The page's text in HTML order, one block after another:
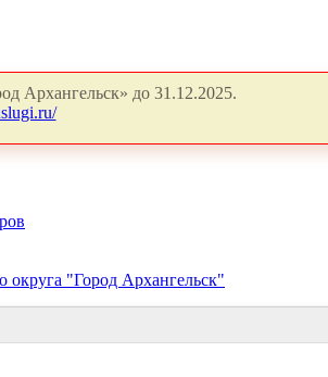
Архангельск» до 31.12.2025.
"Город Архангельск"